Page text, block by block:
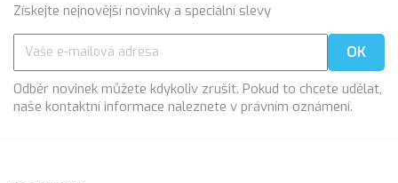
Získejte nejnovější novinky a speciální slevy
Odběr novinek můžete kdykoliv zrušit. Pokud to chcete udělat,
naše kontaktní informace naleznete v právním oznámení.